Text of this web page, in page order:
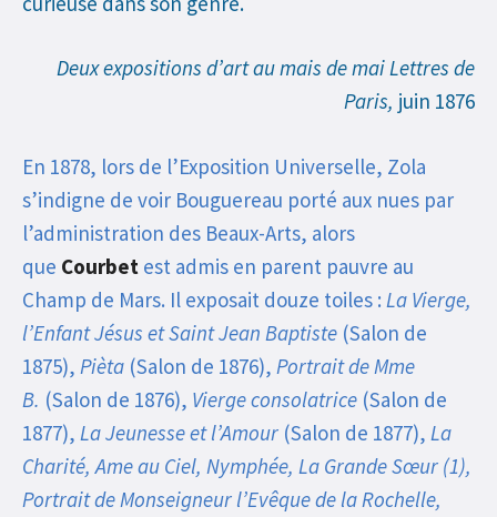
Deux expositions d’art au mais de maiLettres de
Paris, juin 1876
En 1878, lors de l’Exposition Universelle, Zola
s’indigne de voir Bouguereau porté aux nues par
l’administration des Beaux-Arts, alors
que Courbet est admis en parent pauvre au
Champ de Mars. Il exposait douze toiles : La Vierge,
l’Enfant Jésus et Saint Jean Baptiste (Salon de
1875), Pièta (Salon de 1876), Portrait de Mme
B. (Salon de 1876), Vierge consolatrice (Salon de
1877), La Jeunesse et l’Amour (Salon de 1877), La
Charité, Ame au Ciel, Nymphée, La Grande Sœur (1),
Portrait de Monseigneur l’Evêque de la Rochelle,